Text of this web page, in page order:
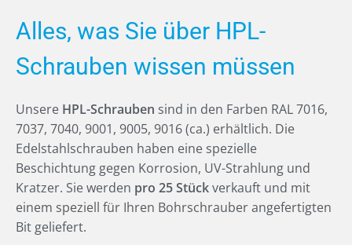
Alles, was Sie über HPL-
Schrauben wissen müssen
Unsere HPL-Schrauben sind in den Farben RAL 7016,
7037, 7040, 9001, 9005, 9016 (ca.) erhältlich. Die
Edelstahlschrauben haben eine spezielle
Beschichtung gegen Korrosion, UV-Strahlung und
Kratzer. Sie werden pro 25 Stückverkauft und mit
einem speziell für Ihren Bohrschrauber angefertigten
Bit geliefert.